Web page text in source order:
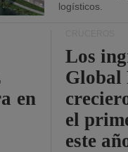
logísticos.
en
Los
Global
el
este